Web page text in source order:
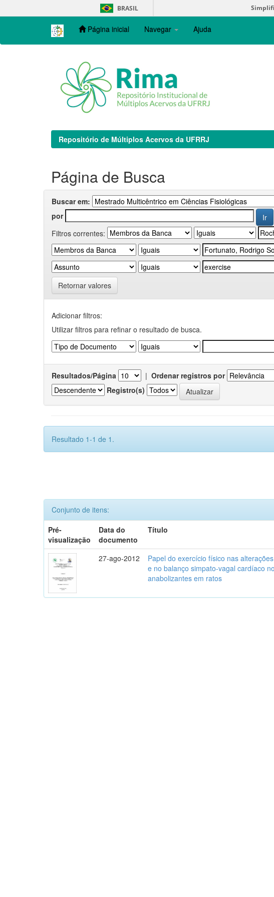
navigation
BRASIL
Página inicial Navegar Ajuda
Repositório de Múltiplos Acervos da UFRRJ
Página de Busca
Buscar em:
por
Filtros correntes:
Retornar valores
Adicionar filtros:
Utilizar filtros para refinar o resultado de busca.
Resultados/Página | Ordenar registros por
Registro(s)
Resultado 1-1 de 1.
Conjunto de itens:
Pré-
visualização
Data do
documento
Título
27-ago-2012
Papel do exercício físico nas
e no balanço simpato-vagal cardíaco
anabolizantes em ratos